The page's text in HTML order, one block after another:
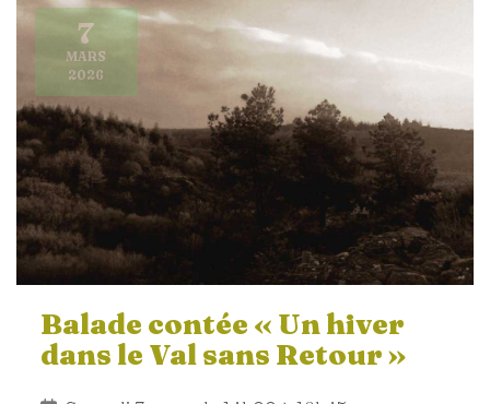
7
MARS
2026
Balade contée « Un hiver
dans le Val sans Retour »